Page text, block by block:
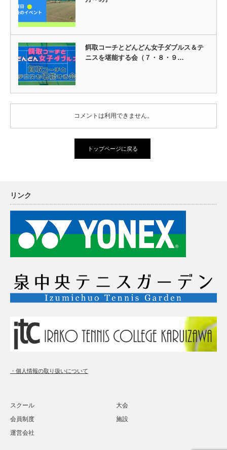
餌取コーチとどんどん女子ダブルス＆テ
ニスを堪能する会（７・８・９…
コメントは利用できません。
トップページに戻る
リンク
・個人情報の取り扱いについて
スクール
大会
会員制度
施設
運営会社